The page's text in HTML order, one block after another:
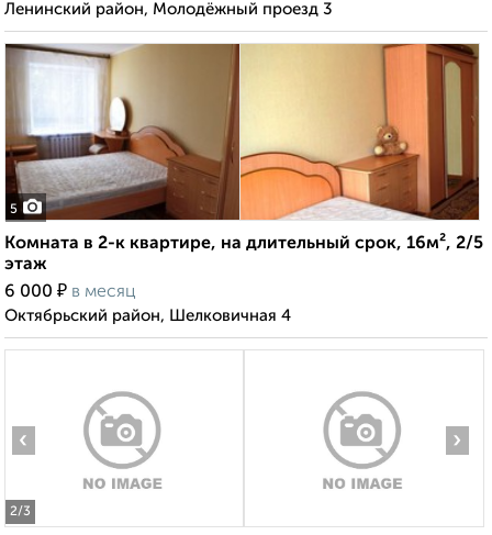
Ленинский район, Молодёжный проезд 3
5
Комната в 2-к квартире, на длительный срок, 16м², 2/5
этаж
6 000 ₽ в месяц
Октябрьский район, Шелковичная 4
2/3
‹ ›